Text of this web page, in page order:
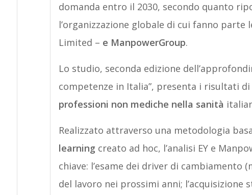
domanda entro il 2030, secondo quanto
l’organizzazione globale di cui fanno
Limited – e ManpowerGroup.
Lo studio, seconda edizione
competenze in Italia”, presenta i risultati
professioni non mediche nella sanità
Realizzato attraverso una metodologia
learning creato ad hoc, l’analisi EY e
chiave: l’esame dei driver di
del lavoro nei prossimi anni;